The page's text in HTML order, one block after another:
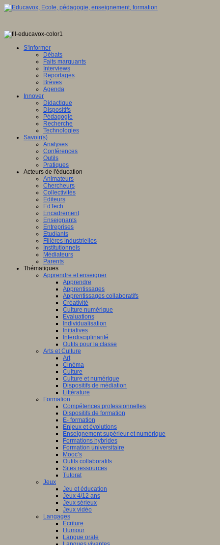
S'informer
Débats
Faits marquants
Interviews
Reportages
Brèves
Agenda
Innover
Didactique
Dispositifs
Pédagogie
Recherche
Technologies
Savoir(s)
Analyses
Conférences
Outils
Pratiques
Acteurs de l'éducation
Animateurs
Chercheurs
Collectivités
Editeurs
EdTech
Encadrement
Enseignants
Entreprises
Etudiants
Filières industrielles
Institutionnels
Médiateurs
Parents
Thématiques
Apprendre et enseigner
Apprendre
Apprentissages
Apprentissages collaboratifs
Créativité
Culture numérique
Evaluations
Individualisation
Initiatives
Interdisciplinarité
Outils pour la classe
Arts et Culture
Art
Cinéma
Culture
Culture et numérique
Dispositifs de médiation
Littérature
Formation
Compétences professionnelles
Dispositifs de formation
E- formation
Enjeux et évolutions
Enseignement supérieur et numérique
Formations hybrides
Formation universitaire
Mooc’s
Outils collaboratifs
Sites ressources
Tutorat
Jeux
Jeu et éducation
Jeux 4/12 ans
Jeux sérieux
Jeux vidéo
Langages
Ecriture
Humour
Langue orale